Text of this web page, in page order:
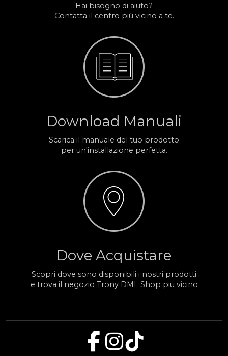
Hai bisogno di aiuto?
Contatta il centro più vicino a te.
Download Manuali
Scarica il manuale del tuo prodotto
per un'installazione perfetta.
Dove Acquistare
Scopri dove sono disponibili i nostri prodotti
e trova il negozio Trony DML Shop piu vicino